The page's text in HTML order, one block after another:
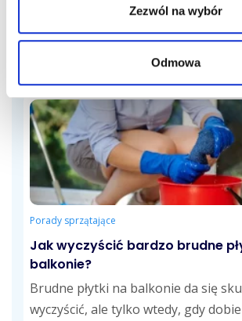
Zezwól na wybór
Odmowa
zachwycał świeżością, dziś straszy
nalotem i mchem wyrastającym ze
Doskonale rozumiemy...
Porady sprzątające
Jak wyczyścić bardzo brudne
balkonie?
Brudne płytki na balkonie da się
wyczyścić, ale tylko wtedy, gdy